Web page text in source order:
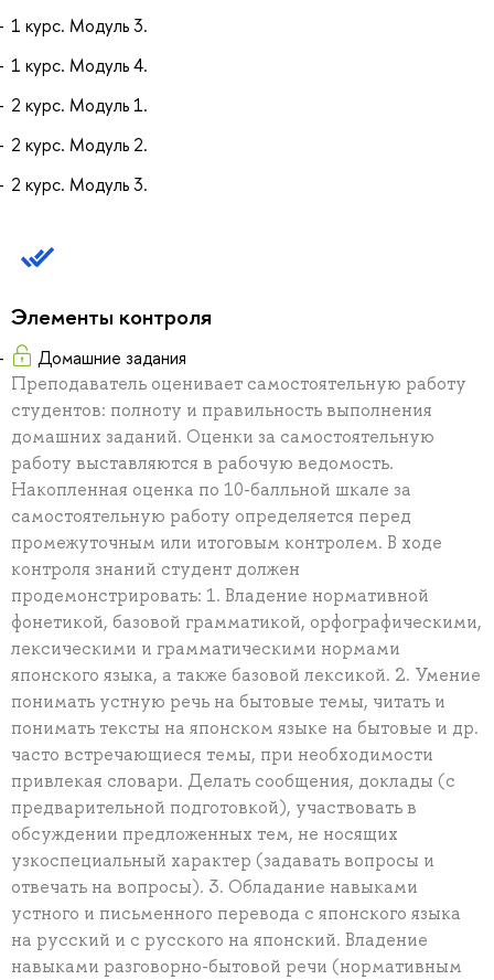
1 курс. Модуль 3.
1 курс. Модуль 4.
2 курс. Модуль 1.
2 курс. Модуль 2.
2 курс. Модуль 3.
Элементы контроля
Домашние задания
Преподаватель оценивает самостоятельную работу
студентов: полноту и правильность выполнения
домашних заданий. Оценки за самостоятельную
работу выставляются в рабочую ведомость.
Накопленная оценка по 10-балльной шкале за
самостоятельную работу определяется перед
промежуточным или итоговым контролем. В ходе
контроля знаний студент должен
продемонстрировать: 1. Владение нормативной
фонетикой, базовой грамматикой, орфографическими,
лексическими и грамматическими нормами
японского языка, а также базовой лексикой. 2. Умение
понимать устную речь на бытовые темы, читать и
понимать тексты на японском языке на бытовые и др.
часто встречающиеся темы, при необходимости
привлекая словари. Делать сообщения, доклады (с
предварительной подготовкой), участвовать в
обсуждении предложенных тем, не носящих
узкоспециальный характер (задавать вопросы и
отвечать на вопросы). 3. Обладание навыками
устного и письменного перевода с японского языка
на русский и с русского на японский. Владение
навыками разговорно-бытовой речи (нормативным